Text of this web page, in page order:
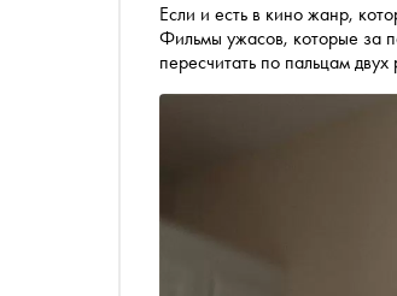
Если и есть в кино жанр,
Фильмы ужасов, которые за
пересчитать по пальцам
номинаций, и «Орудиям»
всерьёз? «Сноб»
всё-таки обратила своё